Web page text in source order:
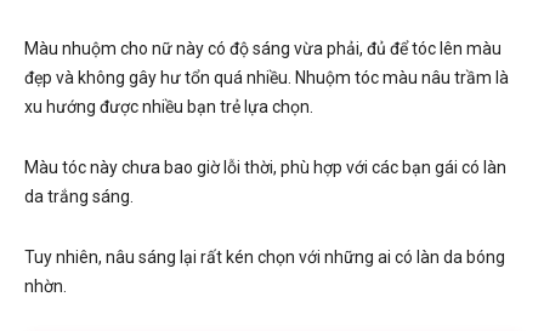
Màu nhuộm cho nữ này có độ sáng vừa phải, đủ để tóc lên màu
đẹp và không gây hư tổn quá nhiều. Nhuộm tóc màu nâu trầm là
xu hướng được nhiều bạn trẻ lựa chọn.
Màu tóc này chưa bao giờ lỗi thời, phù hợp với các bạn gái có làn
da trắng sáng.
Tuy nhiên, nâu sáng lại rất kén chọn với những ai có làn da bóng
nhờn.